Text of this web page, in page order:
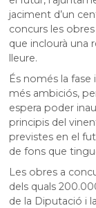
jaciment d’un
concurs les
que inclourà una
lleure.
És només la fase
més ambiciós,
espera poder
principis del
previstes en el
de fons que
Les obres a
dels quals
de la Diputació i